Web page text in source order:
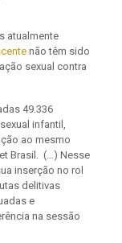
atualmente
não têm sido
sexual contra
49.336
infantil,
ao mesmo
Brasil. (…) Nesse
inserção no rol
delitivas
e
na sessão